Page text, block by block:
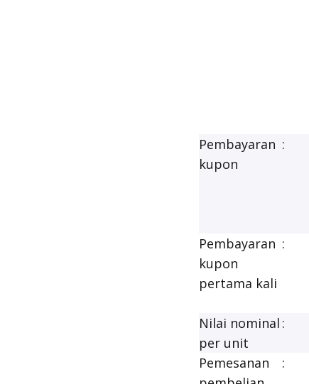
Pembayaran
kupon
:
Pembayaran
kupon
pertama kali
:
Nilai nominal
per unit
:
Pemesanan
: